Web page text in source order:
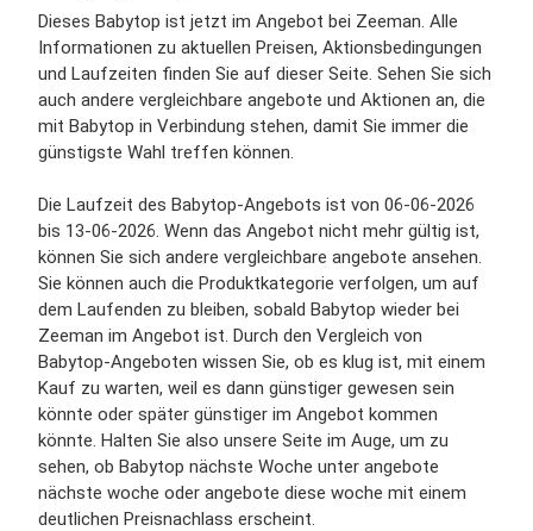
Dieses Babytop ist jetzt im Angebot bei Zeeman. Alle
Informationen zu aktuellen Preisen, Aktionsbedingungen
und Laufzeiten finden Sie auf dieser Seite. Sehen Sie sich
auch andere vergleichbare angebote und Aktionen an, die
mit Babytop in Verbindung stehen, damit Sie immer die
günstigste Wahl treffen können.
Die Laufzeit des Babytop-Angebots ist von 06-06-2026
bis 13-06-2026. Wenn das Angebot nicht mehr gültig ist,
können Sie sich andere vergleichbare angebote ansehen.
Sie können auch die Produktkategorie verfolgen, um auf
dem Laufenden zu bleiben, sobald Babytop wieder bei
Zeeman im Angebot ist. Durch den Vergleich von
Babytop-Angeboten wissen Sie, ob es klug ist, mit einem
Kauf zu warten, weil es dann günstiger gewesen sein
könnte oder später günstiger im Angebot kommen
könnte. Halten Sie also unsere Seite im Auge, um zu
sehen, ob Babytop nächste Woche unter angebote
nächste woche oder angebote diese woche mit einem
deutlichen Preisnachlass erscheint.